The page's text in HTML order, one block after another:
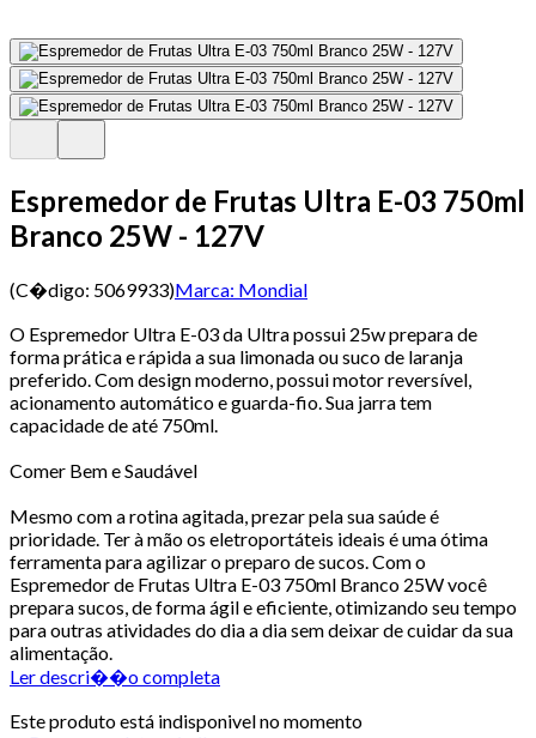
Espremedor de Frutas Ultra E-03 750ml
Branco 25W - 127V
(C�digo: 5069933)Marca: Mondial
O Espremedor Ultra E-03 da Ultra possui 25w prepara de
forma prática e rápida a sua limonada ou suco de laranja
preferido. Com design moderno, possui motor reversível,
acionamento automático e guarda-fio. Sua jarra tem
capacidade de até 750ml.
Comer Bem e Saudável
Mesmo com a rotina agitada, prezar pela sua saúde é
prioridade. Ter à mão os eletroportáteis ideais é uma ótima
ferramenta para agilizar o preparo de sucos. Com o
Espremedor de Frutas Ultra E-03 750ml Branco 25W você
prepara sucos, de forma ágil e eficiente, otimizando seu tempo
para outras atividades do dia a dia sem deixar de cuidar da sua
alimentação.
Ler descri��o completa
Este produto está indisponivel no momento